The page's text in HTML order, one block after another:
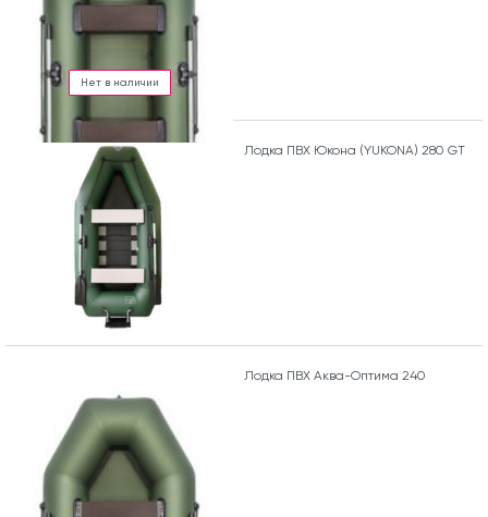
Нет в наличии
Лодка ПВХ Юкона (YUKONA) 280 GT
Лодка ПВХ Аква-Оптима 240